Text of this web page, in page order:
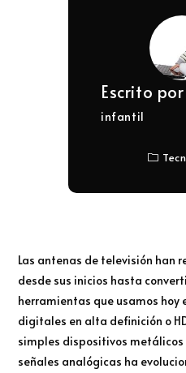
Escrito por
infantil
Las antenas de televisión han
desde sus inicios hasta
herramientas que usamos hoy
digitales en alta definición o
simples dispositivos
señales analógicas ha